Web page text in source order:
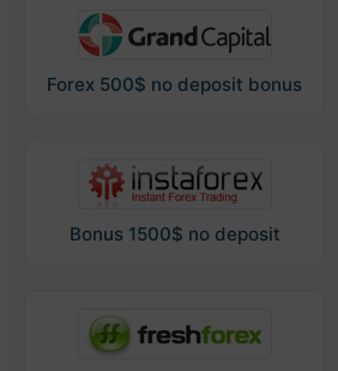
Forex 500$ no deposit bonus
Bonus 1500$ no deposit